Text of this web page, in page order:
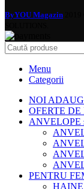
ByYOU Magazin
Menu
Categorii
NOI
OFERTE DE
ANVELOPE
PENTRU